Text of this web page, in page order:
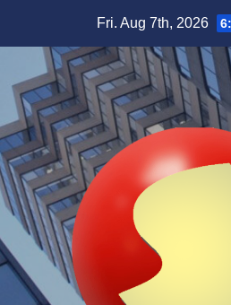
content
Fri. Aug 7th, 2026